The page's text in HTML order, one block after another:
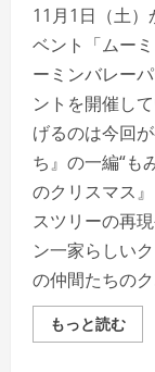
11月1日（土）
ベント「ムー
ーミンバレー
ントを開催し
げるのは今回
ち』の一編“も
のクリスマス
スツリーの再
ン一家らしい
の仲間たちの
もっと読むRead
more